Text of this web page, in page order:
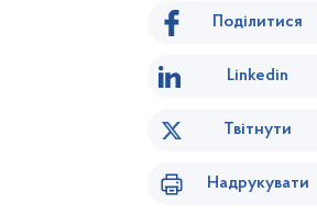
Поділитися
Linkedin
Твітнути
Надрукувати